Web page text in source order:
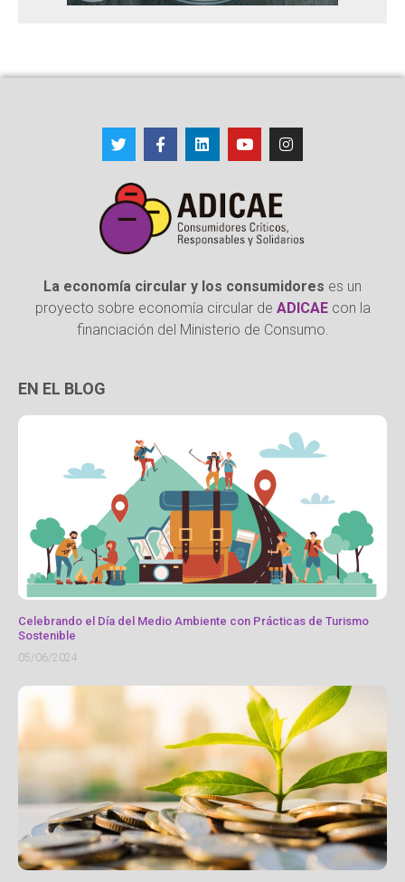
La economía circular y los consumidores es un
proyecto sobre economía circular de ADICAEcon la
financiación del Ministerio de Consumo.
EN EL BLOG
Celebrando el Día del Medio Ambiente con Prácticas de Turismo
Sostenible
05/06/2024